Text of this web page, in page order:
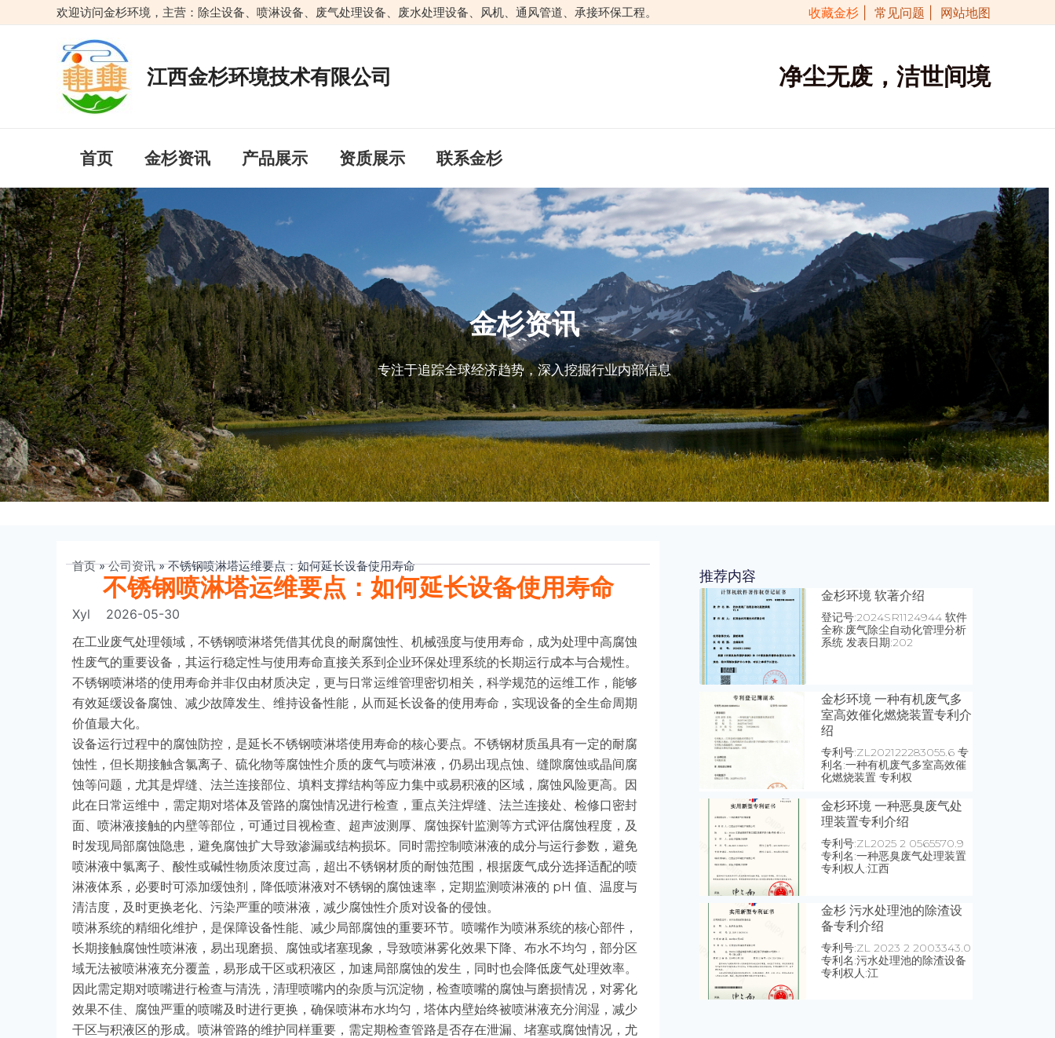
欢迎访问金杉环境，主营：除尘设备、喷淋设备、废气处理设备、废水处理设备、风机、通风管道、承接环保工程。 收藏金杉 | 常见问题 | 网站地图
江西金杉环境技术有限公司 净尘无废，洁世间境
首页 金杉资讯 产品展示 资质展示 联系金杉
金杉资讯
专注于追踪全球经济趋势，深入挖掘行业内部信息
首页»公司资讯»不锈钢喷淋塔运维要点：如何延长设备使用寿命
不锈钢喷淋塔运维要点：如何延长设备使用寿命
Xyl 2026-05-30
在工业废气处理领域，不锈钢喷淋塔凭借其优良的耐腐蚀性、机械强度与使用寿命，成为处理中高腐蚀
性废气的重要设备，其运行稳定性与使用寿命直接关系到企业环保处理系统的长期运行成本与合规性。
不锈钢喷淋塔的使用寿命并非仅由材质决定，更与日常运维管理密切相关，科学规范的运维工作，能够
有效延缓设备腐蚀、减少故障发生、维持设备性能，从而延长设备的使用寿命，实现设备的全生命周期
价值最大化。
设备运行过程中的腐蚀防控，是延长不锈钢喷淋塔使用寿命的核心要点。不锈钢材质虽具有一定的耐腐
蚀性，但长期接触含氯离子、硫化物等腐蚀性介质的废气与喷淋液，仍易出现点蚀、缝隙腐蚀或晶间腐
蚀等问题，尤其是焊缝、法兰连接部位、填料支撑结构等应力集中或易积液的区域，腐蚀风险更高。因
此在日常运维中，需定期对塔体及管路的腐蚀情况进行检查，重点关注焊缝、法兰连接处、检修口密封
面、喷淋液接触的内壁等部位，可通过目视检查、超声波测厚、腐蚀探针监测等方式评估腐蚀程度，及
时发现局部腐蚀隐患，避免腐蚀扩大导致渗漏或结构损坏。同时需控制喷淋液的成分与运行参数，避免
喷淋液中氯离子、酸性或碱性物质浓度过高，超出不锈钢材质的耐蚀范围，根据废气成分选择适配的喷
淋液体系，必要时可添加缓蚀剂，降低喷淋液对不锈钢的腐蚀速率，定期监测喷淋液的 pH 值、温度与
清洁度，及时更换老化、污染严重的喷淋液，减少腐蚀性介质对设备的侵蚀。
喷淋系统的精细化维护，是保障设备性能、减少局部腐蚀的重要环节。喷嘴作为喷淋系统的核心部件，
长期接触腐蚀性喷淋液，易出现磨损、腐蚀或堵塞现象，导致喷淋雾化效果下降、布水不均匀，部分区
域无法被喷淋液充分覆盖，易形成干区或积液区，加速局部腐蚀的发生，同时也会降低废气处理效率。
因此需定期对喷嘴进行检查与清洗，清理喷嘴内的杂质与沉淀物，检查喷嘴的腐蚀与磨损情况，对雾化
效果不佳、腐蚀严重的喷嘴及时进行更换，确保喷淋布水均匀，塔体内壁始终被喷淋液充分润湿，减少
干区与积液区的形成。喷淋管路的维护同样重要，需定期检查管路是否存在泄漏、堵塞或腐蚀情况，尤
推荐内容
金杉环境 软著介绍
登记号:2024SR1124944 软件
全称:废气除尘自动化管理分析
系统 发表日期:202
金杉环境 一种有机废气多
室高效催化燃烧装置专利介
绍
专利号:ZL202122283055.6 专
利名:一种有机废气多室高效催
化燃烧装置 专利权
金杉环境 一种恶臭废气处
理装置专利介绍
专利号:ZL2025 2 0565570.9
专利名:一种恶臭废气处理装置
专利权人:江西
金杉 污水处理池的除渣设
备专利介绍
专利号:ZL 2023 2 2003343.0
专利名:污水处理池的除渣设备
专利权人:江